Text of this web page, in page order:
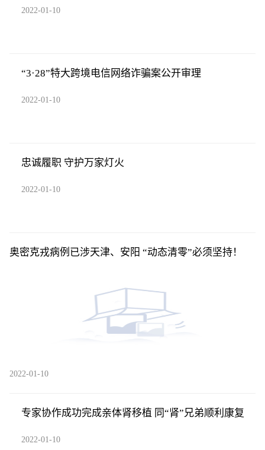
2022-01-10
“3·28”特大跨境电信网络诈骗案公开审理
2022-01-10
忠诚履职 守护万家灯火
2022-01-10
奥密克戎病例已涉天津、安阳 “动态清零”必须坚持！
2022-01-10
专家协作成功完成亲体肾移植 同“肾”兄弟顺利康复
2022-01-10